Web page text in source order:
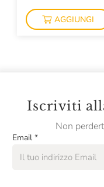
AGGIUNGI
Iscriviti
Non
Email *